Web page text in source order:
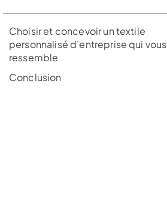
Choisir et concevoir un textile
personnalisé d’entreprise qui vous
ressemble
Conclusion